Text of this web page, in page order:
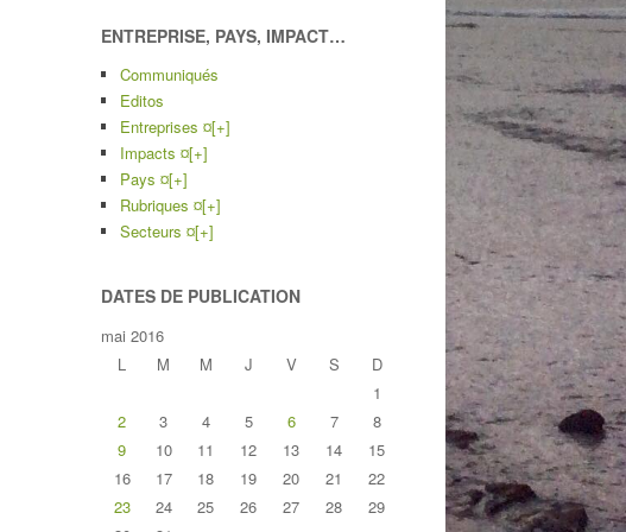
ENTREPRISE, PAYS, IMPACT…
Communiqués
Editos
Entreprises ¤[+]
Impacts ¤[+]
Pays ¤[+]
Rubriques ¤[+]
Secteurs ¤[+]
DATES DE PUBLICATION
mai 2016
L
M M J V S
D
1
2
3 4 5 6 7
8
9
10 11 12 13 14
15
16
17 18 19 20 21
22
23
24 25 26 27 28
29